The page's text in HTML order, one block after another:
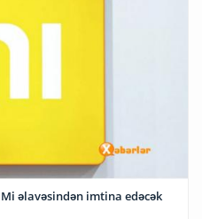
əlavəsindən imtina edəcək